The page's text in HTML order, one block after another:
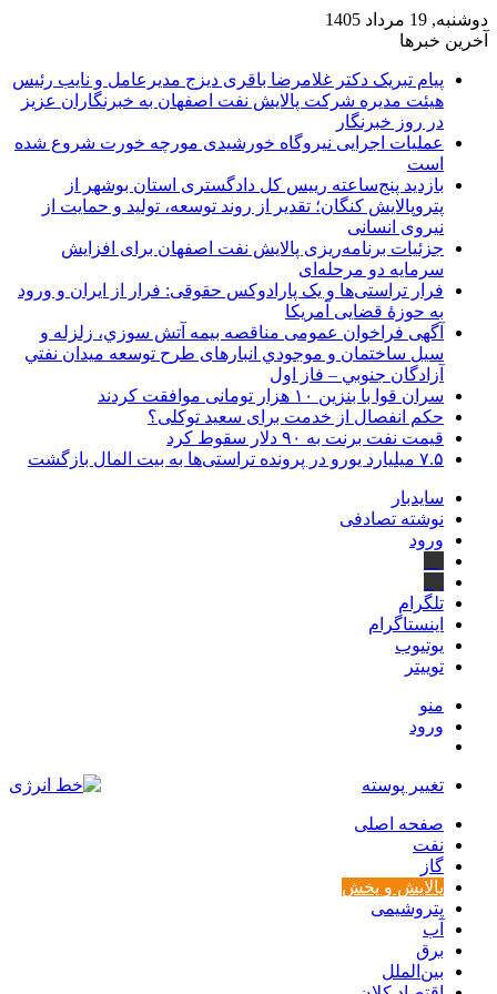
دوشنبه, 19 مرداد 1405
آخرین خبرها
پیام تبریک دکتر غلامرضا باقری دیزج مدیرعامل و نایب رئیس
هیئت مدیره شرکت پالایش نفت اصفهان به خبرنگاران عزیز
در روز خبرنگار
عملیات اجرایی نیروگاه خورشیدی مورچه خورت شروع شده
است
بازدید پنج‌ساعته رییس کل دادگستری استان بوشهر از
پتروپالایش کنگان؛ تقدیر از روند توسعه، تولید و حمایت از
نیروی انسانی
جزئیات برنامه‌ریزی پالایش نفت اصفهان برای افزایش
سرمایه دو مرحله‌ای
فرار تراستی‌ها و یک پارادوکس حقوقی: فرار از ایران و ورود
به حوزۀ قضایی آمریکا
آگهی فراخوان عمومی مناقصه بيمه آتش سوزي، زلزله و
سیل ساختمان و موجودي انبارهای طرح توسعه ميدان نفتي
آزادگان جنوبي – فاز اول
سران قوا با بنزین ۱۰ هزار تومانی موافقت کردند
حکم انفصال از خدمت برای سعید توکلی؟
قیمت نفت برنت به ۹۰ دلار سقوط کرد
۷.۵ میلیارد یورو در پرونده تراستی‌ها به بیت المال بازگشت
سایدبار
نوشته تصادفی
ورود
تلگرام
اینستاگرام
یوتیوب
توییتر
منو
ورود
تغییر پوسته
صفحه اصلی
نفت
گاز
پالایش و پخش
پتروشیمی
آب
برق
بین‌الملل